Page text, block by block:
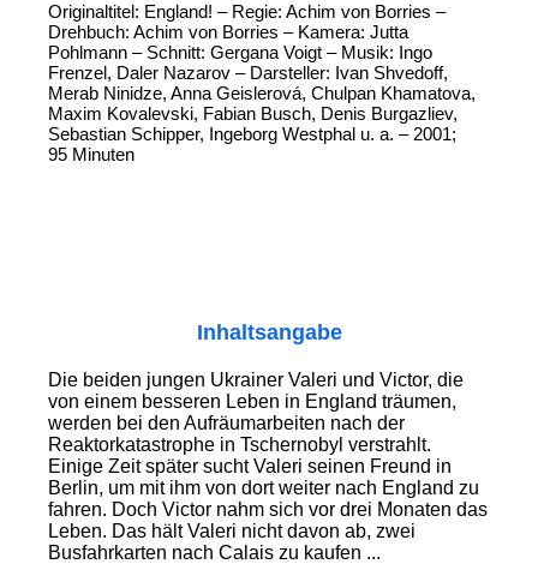
Originaltitel: England! – Regie: Achim von Borries –
Drehbuch: Achim von Borries – Kamera: Jutta
Pohlmann – Schnitt: Gergana Voigt – Musik: Ingo
Frenzel, Daler Nazarov – Darsteller: Ivan Shvedoff,
Merab Ninidze, Anna Geislerová, Chulpan Khamatova,
Maxim Kovalevski, Fabian Busch, Denis Burgazliev,
Sebastian Schipper, Ingeborg Westphal u. a. – 2001;
95 Minuten
Inhaltsangabe
Die beiden jungen Ukrainer Valeri und Victor, die
von einem besseren Leben in England träumen,
werden bei den Aufräumarbeiten nach der
Reaktorkatastrophe in Tschernobyl verstrahlt.
Einige Zeit später sucht Valeri seinen Freund in
Berlin, um mit ihm von dort weiter nach England zu
fahren. Doch Victor nahm sich vor drei Monaten das
Leben. Das hält Valeri nicht davon ab, zwei
Busfahrkarten nach Calais zu kaufen ...